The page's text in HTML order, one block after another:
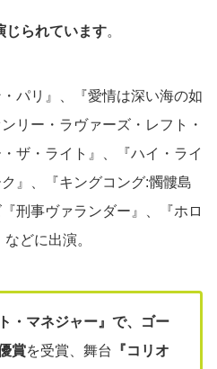
じられています。
パリ』、『愛情は深い海の如
リー・ラヴァーズ・レフト・
ザ・ライト』、『ハイ・ライ
』、『キングコング:髑髏島
刑事ヴァランダー』、『ホロ
どに出演。
ト・マネジャー』で、ゴー
賞を受賞、舞台
『コリオ